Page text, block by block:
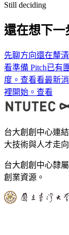
Still deciding
還在想下一
先聊方向還在釐
看準備 Pitch已有
度。 查看看最新
裡開始。 查看
台大創創中心連
大技術與人才走
台大創創中心隸
創業資源。